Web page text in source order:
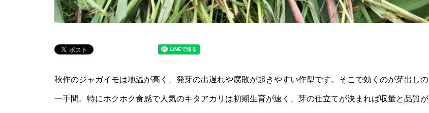
秋作のジャガイモは地温が高く、発芽の出遅れや腐敗が起きやすい作型です。そこで効くのが芽出しの
一手間。特にホクホク食感で人気のキタアカリは初期生育が速く、芽の仕立てが決まれば収量と品質が